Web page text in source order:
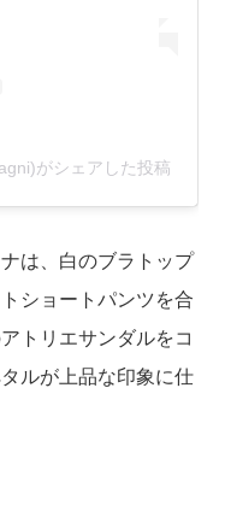
がシェアした投稿
は、白のブラトップ
ショートパンツを合
トリエサンダルをコ
ルが上品な印象に仕